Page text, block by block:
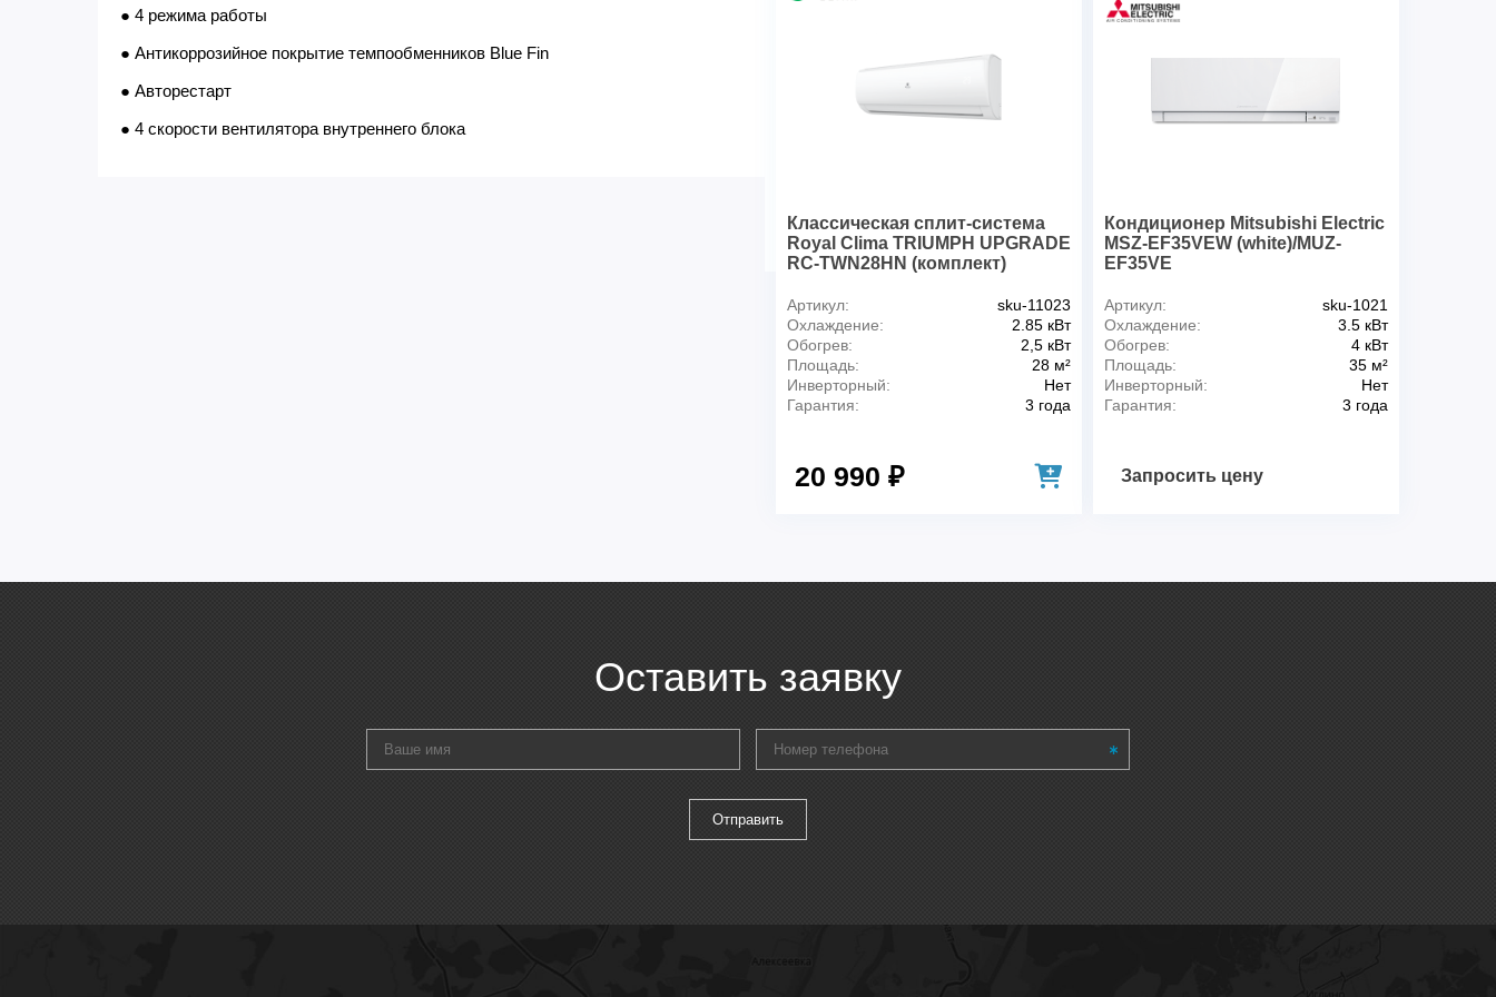
● 4 режима работы
● Антикоррозийное покрытие темпообменников Blue Fin
● Авторестарт
● 4 скорости вентилятора внутреннего блока
Дополнительная заправка хладагента, г/м
Диаметр жидкостной и газовой трубы, дюйм
4х2,5
Максимальный перепад высот, м
10
Классическая сплит-система
Royal Clima TRIUMPH UPGRADE
RC-TWN28HN (комплект)
Артикул:
sku-11023
Охлаждение:
2.85 кВт
Обогрев:
2,5 кВт
Площадь:
28 м²
Инверторный:
Нет
Гарантия:
3 года
20 990 ₽
Кондиционер Mitsubishi Electric
MSZ-EF35VEW (white)/MUZ-
EF35VE
Артикул:
sku-1021
Охлаждение:
3.5 кВт
Обогрев:
4 кВт
Площадь:
35 м²
Инверторный:
Нет
Гарантия:
3 года
Запросить цену
Оставить заявку